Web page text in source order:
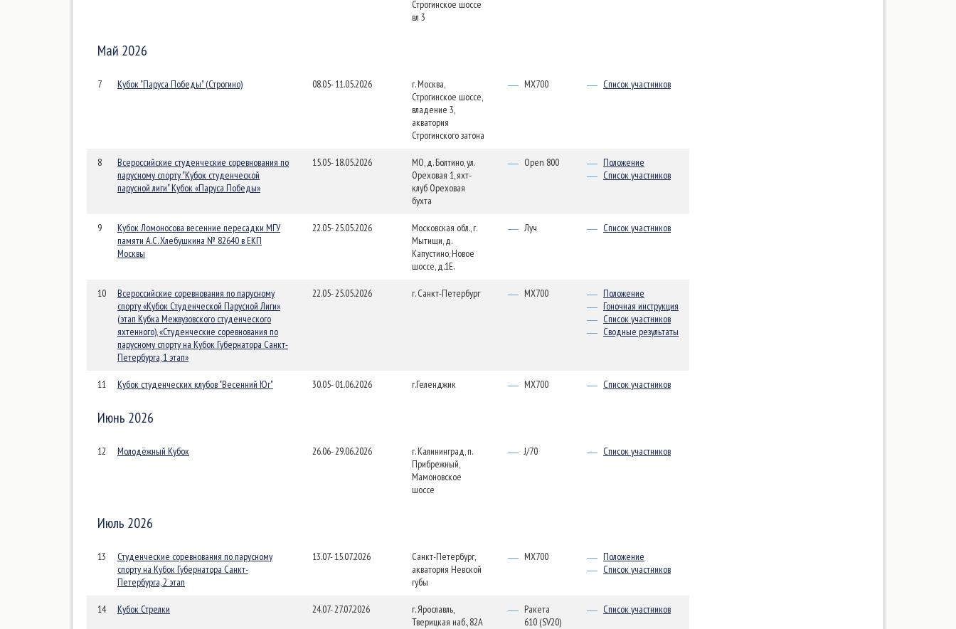
Строгинское шоссе
вл 3
Май 2026
7 Кубок "Паруса Победы" (Строгино) 08.05- 11.05.2026
г. Москва,
Строгинское шоссе,
владение 3,
акватория
Строгинского затона
MX700 Список участников
8
Всероссийские студенческие соревнования по
парусному спорту "Кубок студенческой
парусной лиги" Кубок «Паруса Победы»
15.05- 18.05.2026
МО, д. Болтино, ул.
Ореховая 1, яхт-
клуб Ореховая
бухта
Open 800
Положение
Список участников
9
Кубок Ломоносова весенние пересадки МГУ
памяти А.С. Хлебушкина № 82640 в ЕКП
Москвы
22.05- 25.05.2026
Московская обл., г.
Мытищи, д.
Капустино, Новое
шоссе, д.1Е.
Луч Список участников
10
Всероссийские соревнования по парусному
спорту «Кубок Студенческой Парусной Лиги»
(этап Кубка Межвузовского студенческого
яхтенного), «Студенческие соревнования по
парусному спорту на Кубок Губернатора Санкт-
Петербурга, 1 этап»
22.05- 25.05.2026 г. Санкт-Петербург MX700
Положение
Гоночная инструкция
Список участников
Сводные результаты
11 Кубок студенческих клубов "Весенний Юг" 30.05- 01.06.2026 г.Геленджик MX700 Список участников
Июнь 2026
12 Молодёжный Кубок 26.06- 29.06.2026
г. Калининград, п.
Прибрежный,
Мамоновское
шоссе
J/70 Список участников
Июль 2026
13
Студенческие соревнования по парусному
спорту на Кубок Губернатора Санкт-
Петербурга, 2 этап
13.07- 15.07.2026
Санкт-Петербург,
акватория Невской
губы
MX700
Положение
Список участников
14 Кубок Стрелки 24.07- 27.07.2026
г. Ярославль,
Тверицкая наб., 82А
Ракета
610 (SV20)
Список участников